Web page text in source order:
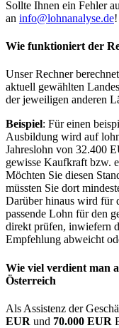
Sollte Ihnen ein Fehler
an info@lohnanalyse.de!
Wie funktioniert der
Unser Rechner
aktuell gewählten
der jeweiligen anderen
Beispiel: Für einen
Ausbildung wird auf
Jahreslohn von 32.400
gewisse Kaufkraft bzw.
Möchten Sie diesen
müssten Sie dort
Darüber hinaus wird für
passende Lohn für den
direkt prüfen, inwiefern
Empfehlung abweicht
Wie viel verdient man
Österreich
Als Assistenz der
EUR und 70.000 EUR